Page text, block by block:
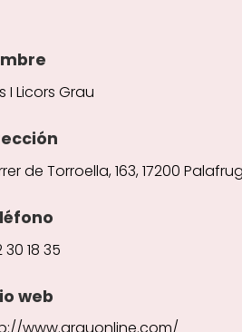
I Licors Grau
de Torroella, 163, 17200
30 18 35
web